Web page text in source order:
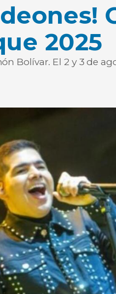
2025
Bolívar. El 2 y 3 de